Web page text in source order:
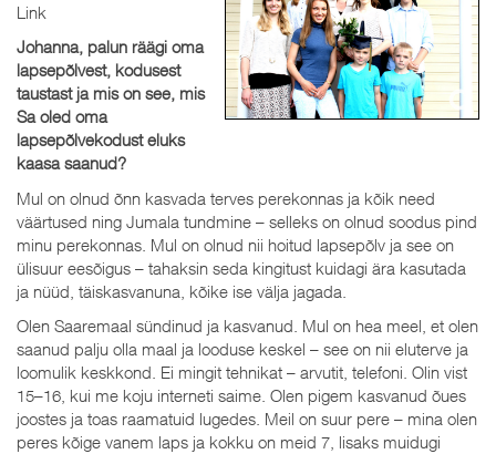
Link
Johanna, palun räägi oma
lapsepõlvest, kodusest
taustast ja mis on see, mis
Sa oled oma
lapsepõlvekodust eluks
kaasa saanud?
Mul on olnud õnn kasvada terves perekonnas ja kõik need
väärtused ning Jumala tundmine – selleks on olnud soodus pind
minu perekonnas. Mul on olnud nii hoitud lapsepõlv ja see on
ülisuur eesõigus – tahaksin seda kingitust kuidagi ära kasutada
ja nüüd, täiskasvanuna, kõike ise välja jagada.
Olen Saaremaal sündinud ja kasvanud. Mul on hea meel, et olen
saanud palju olla maal ja looduse keskel – see on nii eluterve ja
loomulik keskkond. Ei mingit tehnikat – arvutit, telefoni. Olin vist
15–16, kui me koju interneti saime. Olen pigem kasvanud õues
joostes ja toas raamatuid lugedes. Meil on suur pere – mina olen
peres kõige vanem laps ja kokku on meid 7, lisaks muidugi